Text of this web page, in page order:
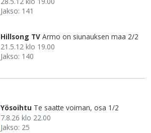
Jakso: 141
Hillsong TV Armo on siunauksen maa 2/2
21.5.12 klo 19.00
Jakso: 140
Yösoihtu Te saatte voiman, osa 1/2
7.8.26 klo 22.00
Jakso: 25